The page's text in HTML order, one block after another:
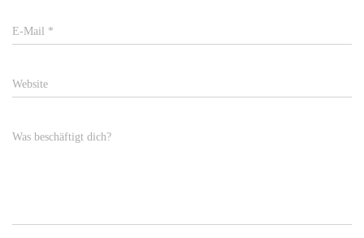
E-Mail *
Website
Was beschäftigt dich?